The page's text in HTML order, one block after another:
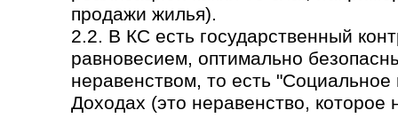
продажи жилья).
2.2. В КС есть государственный
равновесием, оптимально
неравенством, то есть
Доходах (это неравенство,